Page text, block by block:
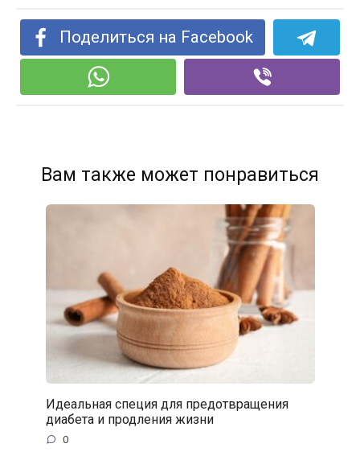
Поделиться на Facebook
Вам также может понравиться
Идеальная специя для предотвращения
диабета и продления жизни
0